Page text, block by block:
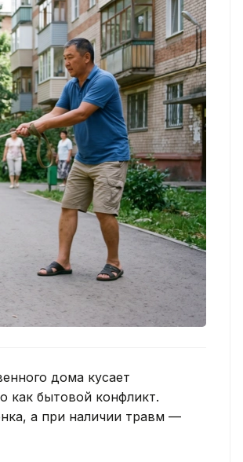
дома кусает
как бытовой конфликт.
а при наличии травм —